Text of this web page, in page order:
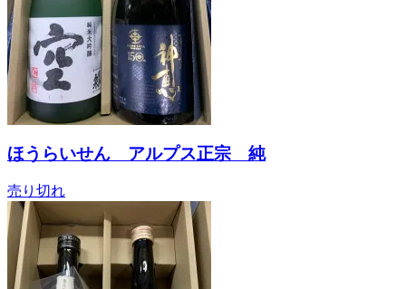
ほうらいせん アルプス正宗 純
売り切れ